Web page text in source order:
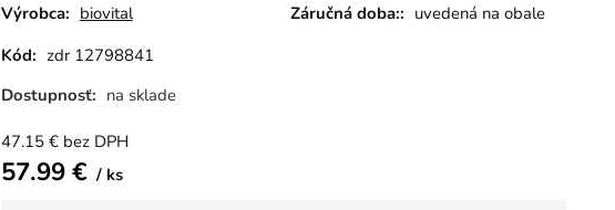
Výrobca: biovital Záručná doba:: uvedená na obale
Kód: zdr 12798841
Dostupnosť: na sklade
47.15€ bez DPH
57.99€ ks